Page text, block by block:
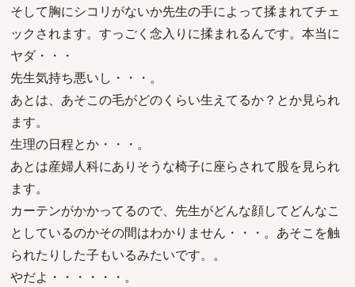
そして胸にシコリがないか先生の手によって揉まれてチェ
ックされます。すっごく念入りに揉まれるんです。本当に
ヤダ・・・
先生気持ち悪いし・・・。
あとは、あそこの毛がどのくらい生えてるか？とか見られ
ます。
生理の日程とか・・・。
あとは産婦人科にありそうな椅子に座らされて股を見られ
ます。
カーテンがかかってるので、先生がどんな顔してどんなこ
としているのかその間はわかりません・・・。あそこを触
られたりした子もいるみたいです。。
やだよ・・・・・・。